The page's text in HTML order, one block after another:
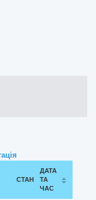
СТАН
ДАТА
ТА
ЧАС